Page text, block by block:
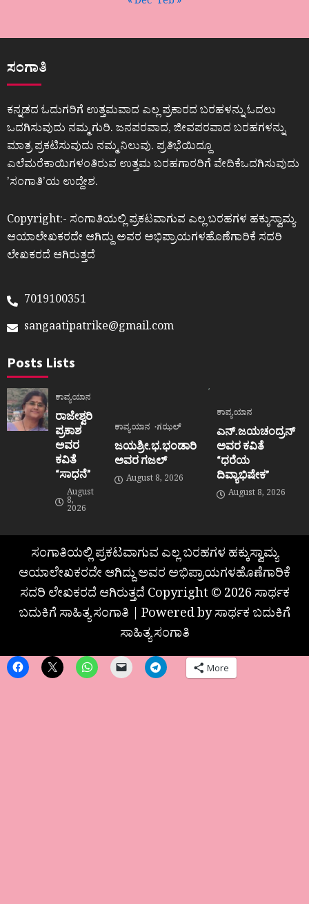
ಸಂಗಾತಿ
ಕನ್ನಡದ ಓದುಗರಿಗೆ ಉತ್ತಮವಾದ ಎಲ್ಲ ಪ್ರಕಾರದ ಬರಹಳನ್ನು ಓದಲು
ಒದಗಿಸುವುದು ನಮ್ಮ ಗುರಿ. ಜನಪರವಾದ, ಜೀವಪರವಾದ ಬರಹಗಳನ್ನು
ಮಾತ್ರ ಪ್ರಕಟಿಸುವುದು ನಮ್ಮ ನಿಲುವು. ಪ್ರತಿಭೆಯಿದ್ದೂ
ಎಲೆಮರೆಕಾಯಿಗಳಂತಿರುವ ಉತ್ತಮ ಬರಹಗಾರರಿಗೆ ವೇದಿಕೆಒದಗಿಸುವುದು
ʼಸಂಗಾತಿʼಯ ಉದ್ದೇಶ.
Copyright:- ಸಂಗಾತಿಯಲ್ಲಿ ಪ್ರಕಟವಾಗುವ ಎಲ್ಲ ಬರಹಗಳ ಹಕ್ಕುಸ್ವಾಮ್ಯ
ಆಯಾಲೇಖಕರದೇ ಆಗಿದ್ದು ಅವರ ಅಭಿಪ್ರಾಯಗಳಹೊಣೆಗಾರಿಕೆ ಸದರಿ
ಲೇಖಕರದೆ ಆಗಿರುತ್ತದೆ
7019100351
sangaatipatrike@gmail.com
Posts Lists
ಕಾವ್ಯಯಾನ
ರಾಜೇಶ್ವರಿ
ಪ್ರಕಾಶ
ಅವರ
ಕವಿತೆ
“ಸಾಧನೆ”
August
8,
2026
ಕಾವ್ಯಯಾನ ಗಝಲ್
ಜಯಶ್ರೀ.ಭ.ಭಂಡಾರಿ
ಅವರ ಗಜಲ್
August 8, 2026
ಕಾವ್ಯಯಾನ
ಎನ್.ಜಯಚಂದ್ರನ್
ಅವರ ಕವಿತೆ
“ಧರೆಯ
ದಿವ್ಯಾಭಿಷೇಕ”
August 8, 2026
ಸಂಗಾತಿಯಲ್ಲಿ ಪ್ರಕಟವಾಗುವ ಎಲ್ಲ ಬರಹಗಳ ಹಕ್ಕುಸ್ವಾಮ್ಯ
ಆಯಾಲೇಖಕರದೇ ಆಗಿದ್ದು ಅವರ ಅಭಿಪ್ರಾಯಗಳಹೊಣೆಗಾರಿಕೆ
ಸದರಿ ಲೇಖಕರದೆ ಆಗಿರುತ್ತದೆ Copyright © 2026 ಸಾರ್ಥಕ
ಬದುಕಿಗೆ ಸಾಹಿತ್ಯ ಸಂಗಾತಿ | Powered by ಸಾರ್ಥಕ ಬದುಕಿಗೆ
ಸಾಹಿತ್ಯ ಸಂಗಾತಿ
More